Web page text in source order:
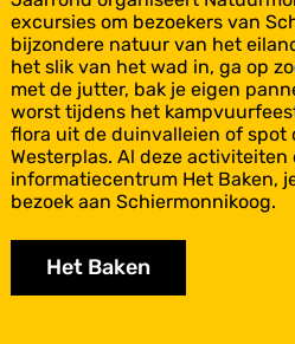
p
e
x
c
u
r
s
i
e
e
e
excursies om bezoekers van
bijzondere natuur van het
het slik van het wad in, ga op
met de jutter, bak je eigen
worst tijdens het
flora uit de duinvalleien of spot
Westerplas. Al deze activiteiten
informatiecentrum Het Baken,
bezoek aan Schiermonnikoog.
Het Baken